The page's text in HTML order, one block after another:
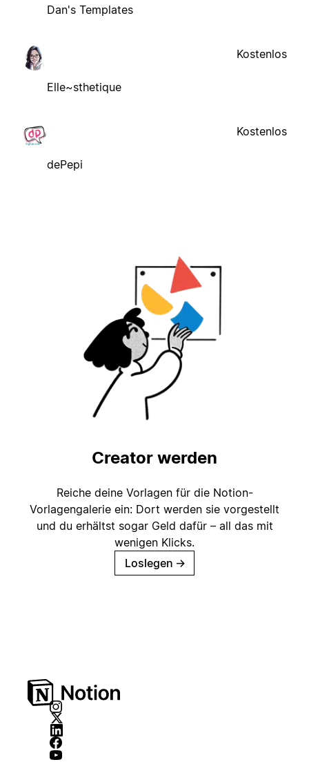
Dan's Templates
Elle~sthetique
Kostenlos
dePepi
Kostenlos
Creator werden
Reiche deine Vorlagen für die Notion-
Vorlagengalerie ein: Dort werden sie vorgestellt
und du erhältst sogar Geld dafür – all das mit
wenigen Klicks.
Loslegen →